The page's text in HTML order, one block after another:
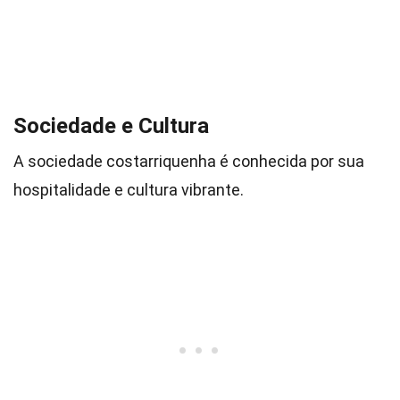
Sociedade e Cultura
A sociedade costarriquenha é conhecida por sua
hospitalidade e cultura vibrante.